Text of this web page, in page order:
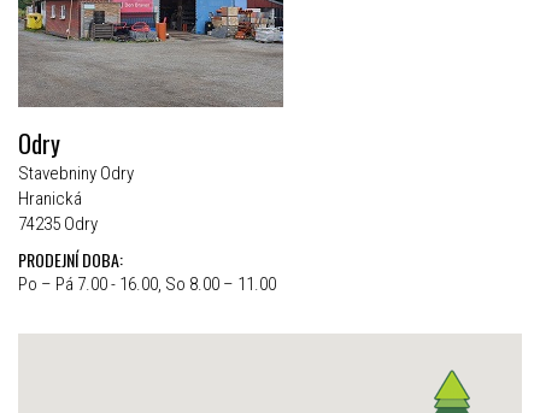
Odry
Stavebniny Odry
Hranická
74235 Odry
PRODEJNÍ DOBA:
Po – Pá 7.00 - 16.00, So 8.00 – 11.00